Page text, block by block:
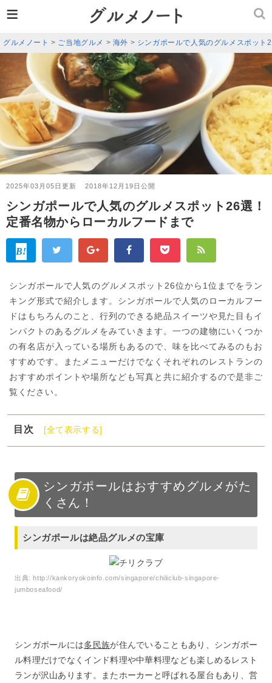
グルメノート > ご当地グルメ > 海外 > シンガポールで人気のグルメスポッ
2025年03月05日更新 2018年12月19日公開
シンガポールで人気のグルメスポット26選！
定番名物からローカルフードまで
シンガポールで人気のグルメスポット26位から1位までをラン
キング形式で紹介します。シンガポールで人気のローカルフー
ドはもちろんのこと、行列のできる絶品スイーツや見た目もイ
ンパクトのあるグルメをみていきます。一つの建物にいくつか
の有名店が入っている場所もあるので、味を比べてみるのもお
すすめです。またメニューだけでなくそれぞれのレストランの
おすすめポイントや場所なども写真と共に紹介するので是非ご
覧ください。
目次
[全て表示する]
1
シンガポールはおすすめグルメがたくさん！
3
シンガポールのグルメ人気ランキング第20位～第11位
4
シンガポールのグルメ人気ランキング第10位～第6位
5
シンガポールのグルメ人気ランキング第5位～第2位
シンガポールのグルメ人気ランキング第1位のお店は？
シンガポールに来たら絶品グルメを食べ歩き！
シンガポールはおすすめグルメがた
くさん！
シンガポールは絶品グルメの宝庫
出典:http://kankoryokoinfo.com/singapore/chiliclub-singapore-
jumboseafood/
シンガポールには多民族が住んでいることもあり、シンガポー
ル料理だけでなくインド料理や中華料理なども楽しめるレスト
ランが沢山あります。またホーカーと呼ばれる屋台もあり、営
≡